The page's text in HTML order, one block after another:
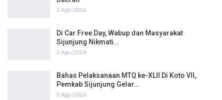
3 Agu 2026
Di Car Free Day, Wabup dan Masyarakat
Sijunjung Nikmati…
3 Agu 2026
Bahas Pelaksanaan MTQ ke-XLII Di Koto VII,
Pemkab Sijunjung Gelar…
3 Agu 2026